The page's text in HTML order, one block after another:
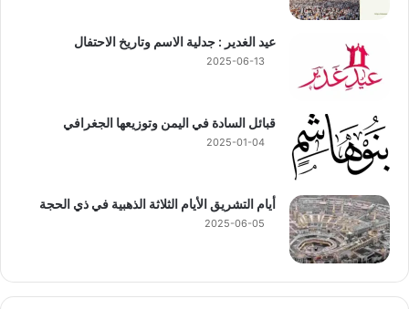
عيد الغدير : جدلية الاسم وتاريخ الاحتفال
2025-06-13
قبائل السادة في اليمن وتوزيعها الجغرافي
2025-01-04
أيام التشريق الأيام الثلاثة الذهبية في ذي الحجة
2025-06-05